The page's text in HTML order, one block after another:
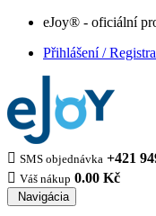
eJoy® - oficiální
Přihlášení /
 SMS objednávka +421
 Váš nákup 0.00 Kč
Navigácia